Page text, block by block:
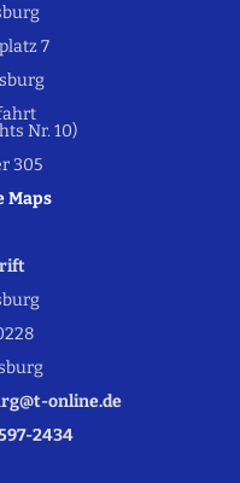
7
Nr. 10)
305
Maps
online.de
2434